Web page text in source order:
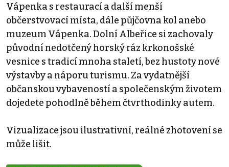
Vápenka s restaurací a další menší
občerstvovací místa, dále půjčovna kol anebo
muzeum Vápenka. Dolní Albeřice si zachovaly
původní nedotčený horský ráz krkonošské
vesnice s tradicí mnoha staletí, bez hustoty nové
výstavby a náporu turismu. Za vydatnější
občanskou vybaveností a společenským životem
dojedete pohodlně během čtvrthodinky autem.
Vizualizace jsou ilustrativní, reálné zhotovení se
může lišit.